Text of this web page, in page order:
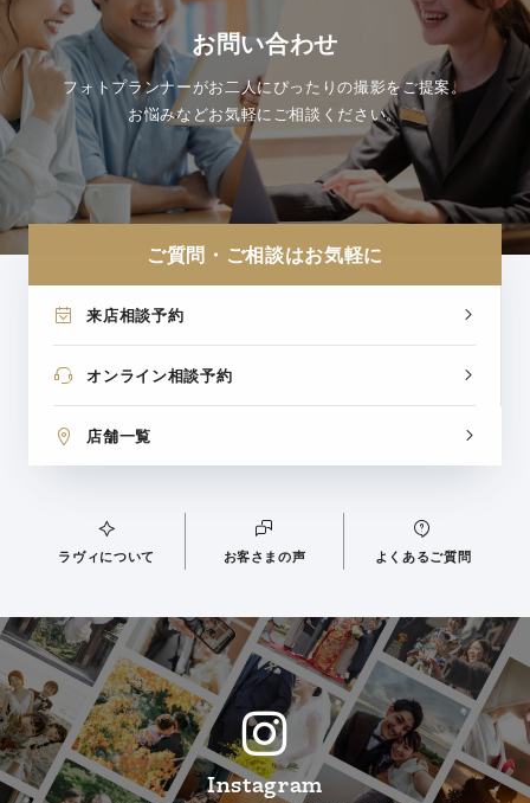
お問い合わせ
フォトプランナーがお二人にぴったりの撮影をご提案。
お悩みなどお気軽にご相談ください。
ご質問・ご相談はお気軽に
来店相談予約
オンライン相談予約
店舗一覧
ラヴィについて お客さまの声 よくあるご質問
Instagram